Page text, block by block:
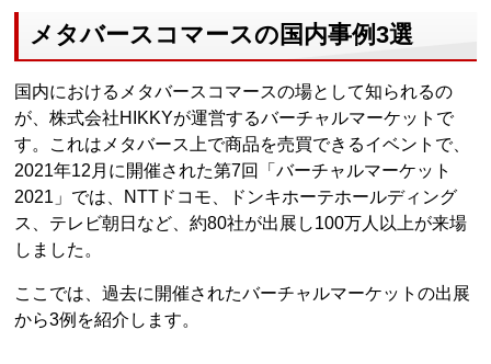
メタバースコマースの国内事例3選
国内におけるメタバースコマースの場として知られるの
が、株式会社HIKKYが運営するバーチャルマーケットで
す。これはメタバース上で商品を売買できるイベントで、
2021年12月に開催された第7回「バーチャルマーケット
2021」では、NTTドコモ、ドンキホーテホールディング
ス、テレビ朝日など、約80社が出展し100万人以上が来場
しました。
ここでは、過去に開催されたバーチャルマーケットの出展
から3例を紹介します。